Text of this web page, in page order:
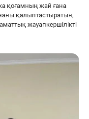
қоғамның жай ғана
қалыптастыратын,
жауапкершілікті